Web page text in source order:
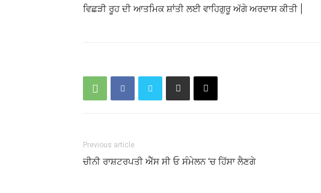
ਵਿਛੜੀ ਰੂਹ ਦੀ ਆਤਮਿਕ ਸ਼ਾਂਤੀ ਲਈ ਵਾਹਿਗੁਰੂ ਅੱਗੇ ਅਰਦਾਸ ਕੀਤੀ |
Previous article
ਚੀਨੀ ਰਾਸ਼ਟਰਪਤੀ ਐੱਸ ਸੀ ਓ ਸੰਮੇਲਨ ‘ਚ ਹਿੱਸਾ ਲੈਣਗੇ